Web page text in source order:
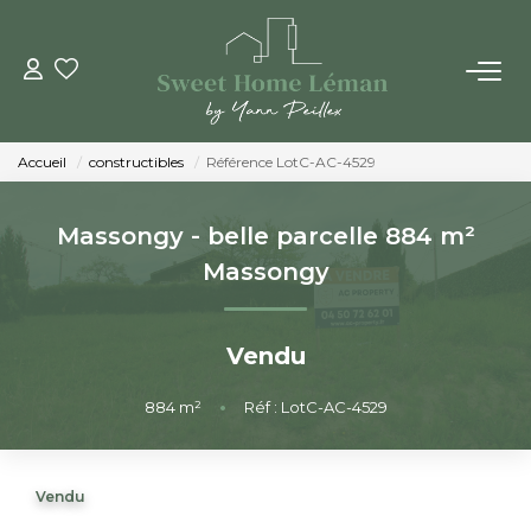
ACHETER
PROGRAMMES NEUFS
ESTIMER EN LIGNE
LES AGENCES
Accueil constructibles Référence LotC-AC-4529
Massongy - belle parcelle 884 m²
Massongy
Vendu
884m² • Réf : LotC-AC-4529
Vendu